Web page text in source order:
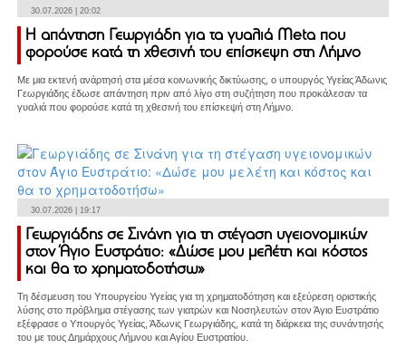
30.07.2026 | 20:02
Η απάντηση Γεωργιάδη για τα γυαλιά Meta που
φορούσε κατά τη χθεσινή του επίσκεψη στη Λήμνο
Με μια εκτενή ανάρτησή στα μέσα κοινωνικής δικτύωσης, ο υπουργός Υγείας Άδωνις
Γεωργιάδης έδωσε απάντηση πριν από λίγο στη συζήτηση που προκάλεσαν τα
γυαλιά που φορούσε κατά τη χθεσινή του επίσκεψή στη Λήμνο.
30.07.2026 | 19:17
Γεωργιάδης σε Σινάνη για τη στέγαση υγειονομικών
στον Άγιο Ευστράτιο: «Δώσε μου μελέτη και κόστος
και θα το χρηματοδοτήσω»
Τη δέσμευση του Υπουργείου Υγείας για τη χρηματοδότηση και εξεύρεση οριστικής
λύσης στο πρόβλημα στέγασης των γιατρών και Νοσηλευτών στον Άγιο Ευστράτιο
εξέφρασε ο Υπουργός Υγείας, Άδωνις Γεωργιάδης, κατά τη διάρκεια της συνάντησής
του με τους Δημάρχους Λήμνου και Αγίου Ευστρατίου.